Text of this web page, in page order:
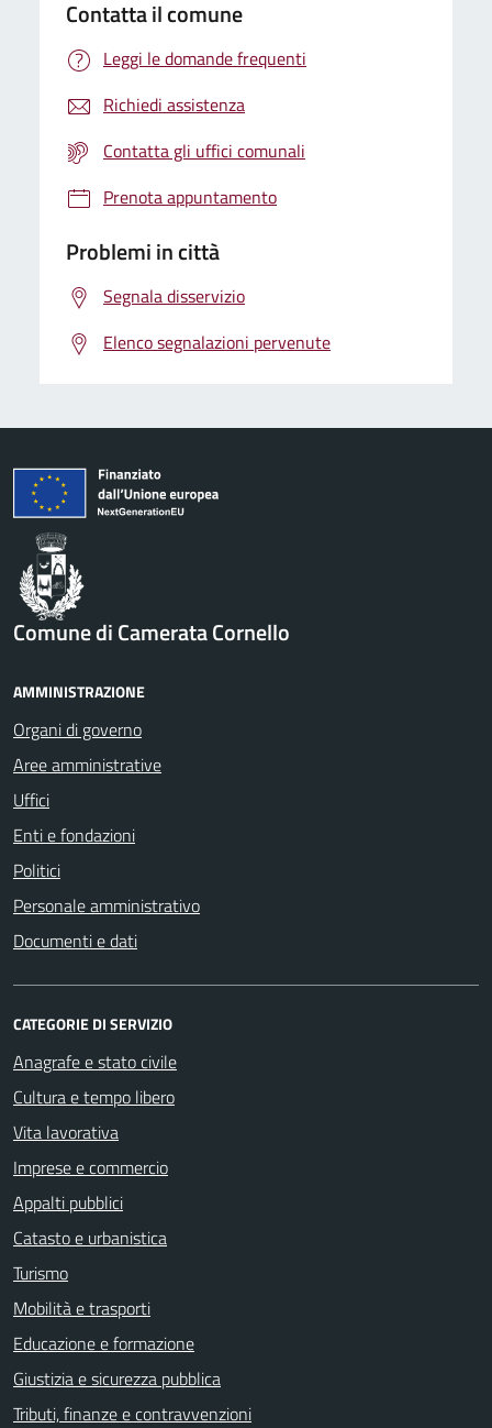
Contatta il comune
Leggi le domande frequenti
Richiedi assistenza
Contatta gli uffici comunali
Prenota appuntamento
Problemi in città
Segnala disservizio
Elenco segnalazioni pervenute
Comune di Camerata Cornello
AMMINISTRAZIONE
Organi di governo
Aree amministrative
Uffici
Enti e fondazioni
Politici
Personale amministrativo
Documenti e dati
CATEGORIE DI SERVIZIO
Anagrafe e stato civile
Cultura e tempo libero
Vita lavorativa
Imprese e commercio
Appalti pubblici
Catasto e urbanistica
Turismo
Mobilità e trasporti
Educazione e formazione
Giustizia e sicurezza pubblica
Tributi, finanze e contravvenzioni